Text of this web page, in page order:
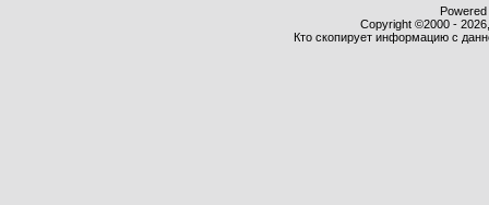
Copyright ©2000 -
Кто скопирует информацию с